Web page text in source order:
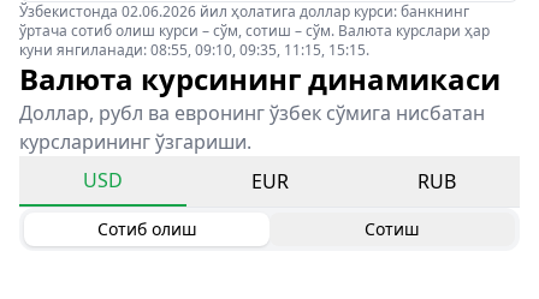
Ўзбекистонда 02.06.2026 йил ҳолатига доллар курси: банкнинг
ўртача сотиб олиш курси – сўм, сотиш – сўм. Валюта курслари ҳар
куни янгиланади: 08:55, 09:10, 09:35, 11:15, 15:15.
Валюта курсининг динамикаси
Доллар, рубл ва евронинг ўзбек сўмига нисбатан
курсларининг ўзгариши.
USD
EUR RUB
Сотиб олиш Сотиш